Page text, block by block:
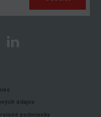
údajov
podmienky